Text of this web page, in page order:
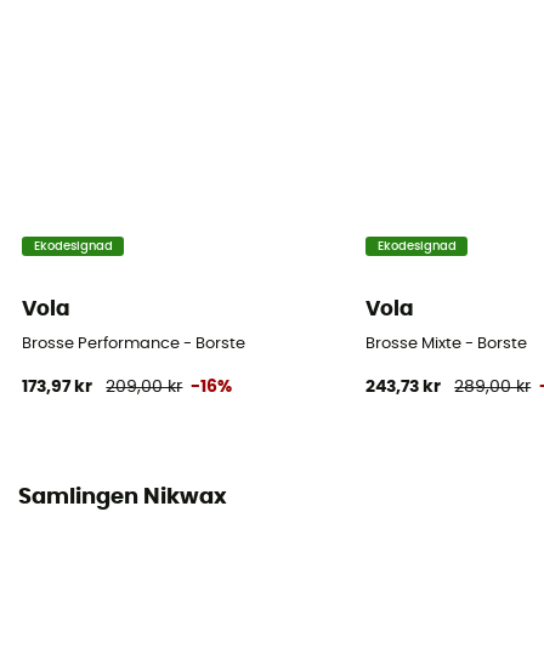
Ekodesignad
Vola
Brosse Performance - Borste
173,97 kr 209,00 kr -16%
Ekodesignad
Vola
Brosse Mixte - Borste
243,73 kr 289,00 kr
Samlingen Nikwax